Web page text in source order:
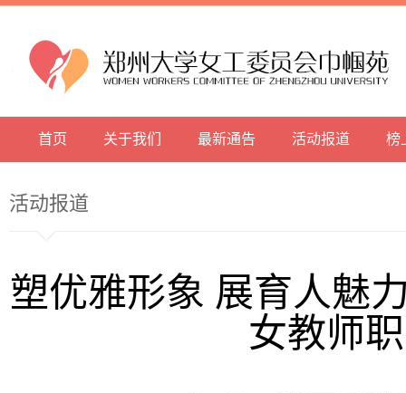
首页 关于我们 最新通告 活动报道 榜
活动报道
塑优雅形象 展育人魅
女教师